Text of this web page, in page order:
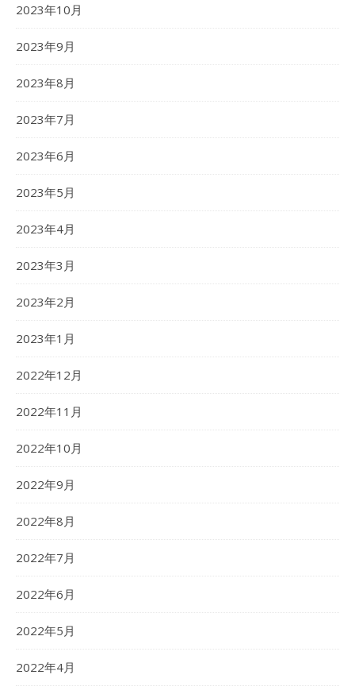
2023年10月
2023年9月
2023年8月
2023年7月
2023年6月
2023年5月
2023年4月
2023年3月
2023年2月
2023年1月
2022年12月
2022年11月
2022年10月
2022年9月
2022年8月
2022年7月
2022年6月
2022年5月
2022年4月